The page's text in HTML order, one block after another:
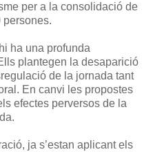
per a la consolidació de
persones.
ha una profunda
plantegen la desaparició
de la jornada tant
En canvi les propostes
efectes perversos de la
ja s’estan aplicant els